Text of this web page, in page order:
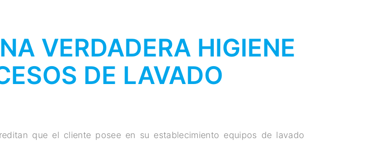
VERDADERA HIGIENE
DE LAVADO
que el cliente posee en su establecimiento equipos de lavado